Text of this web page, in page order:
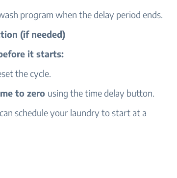
program when the delay period ends.
(if needed)
it starts:
the cycle.
to zero using the time delay button.
schedule your laundry to start at a